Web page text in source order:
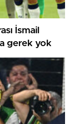
İsmail
gerek yok